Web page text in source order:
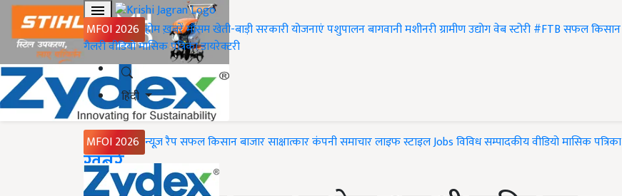
MFOI 2026 होमख़बरेंमौसमखेती-बाड़ीसरकारी योजनाएंपशुपालनबागवानीमशीनरीग्रामीण उद्योगवेब स्टोरी#FTBसफल किसान
गैलरीवीडियोमासिक पत्रिकाडायरेक्टरी
हिंदी
MFOI 2026 न्यूज़ रैपसफल किसानबाजारसाक्षात्कारकंपनी समाचारलाइफ स्टाइलJobsविविधसम्पादकीयवीडियोमासिक पत्रिका
Home
ख़बरें